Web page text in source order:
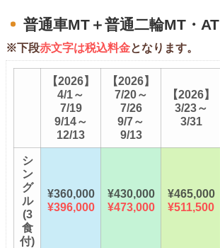
普通車MT＋普通二輪MT・AT
※下段赤文字は税込料金となります。
【2026】
4/1～
7/19
9/14～
12/13
【2026】
7/20～
7/26
9/7～
9/13
【2026】
3/23～
3/31
シ
ン
グ
ル
(3
食
付)
¥360,000
¥396,000
¥430,000
¥473,000
¥465,000
¥511,500